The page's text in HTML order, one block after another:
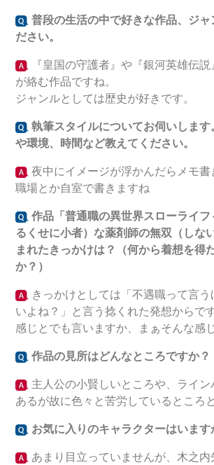
普段の生活の中で好きな作品、ジャ
ださい。
『皇国の守護者』や『銀河英雄伝
が絡む作品ですね。
ジャンルとしては歴史が好きです。
執筆スタイルについてお伺いしま
や環境、時間など教えてください。
夜中にイメージが浮かんだらメモ書
職場とか自室で書きますね
作品「普通職の異世界スローライ
るくせに小者）な薬剤師の無双（しな
まれたきっかけは？（何から着想を得
か？）
きっかけとしては「不遇職って言
いよね？」と言う捻くれた発想からで
感じとでも言いますか、まぁそんな感じ
作品の見所はどんなところですか？
主人公の小賢しいところや、ライ
あるが故に色々と苦労しているところ
お気に入りのキャラクターはいます
あまり目立っていませんが、木之